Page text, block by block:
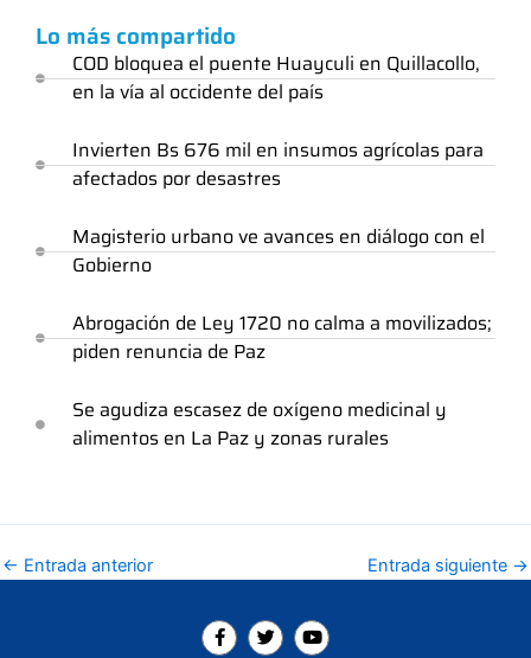
Lo más compartido
COD bloquea el puente Huayculi en Quillacollo,
en la vía al occidente del país
Invierten Bs 676 mil en insumos agrícolas para
afectados por desastres
Magisterio urbano ve avances en diálogo con el
Gobierno
Abrogación de Ley 1720 no calma a movilizados;
piden renuncia de Paz
Se agudiza escasez de oxígeno medicinal y
alimentos en La Paz y zonas rurales
← Entrada anterior Entrada siguiente →
F
a
T
w
Y
o